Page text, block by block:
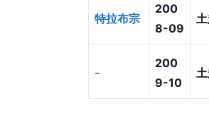
特拉布宗
200
8-09
-
200
9-10